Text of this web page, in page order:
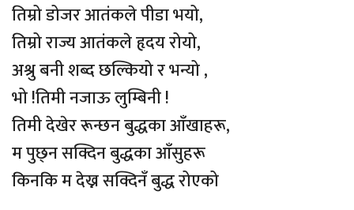
तिम्रो डोजर आतंकले पीडा भयो,
तिम्रो राज्य आतंकले हृदय रोयो,
अश्रु बनी शब्द छल्कियो र भन्यो ,
भो !तिमी नजाऊ लुम्बिनी !
तिमी देखेर रून्छन बुद्धका आँखाहरू,
म पुछ्न सक्दिन बुद्धका आँसुहरू
किनकि म देख्न सक्दिनँ बुद्ध रोएको